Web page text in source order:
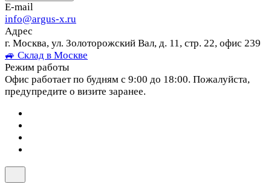
E-mail
info@argus-x.ru
Адрес
г. Москва, ул. Золоторожский Вал, д. 11, стр. 22, офис 239
🚙 Склад в Москве
Режим работы
Офис работает по будням с 9:00 до 18:00. Пожалуйста,
предупредите о визите заранее.